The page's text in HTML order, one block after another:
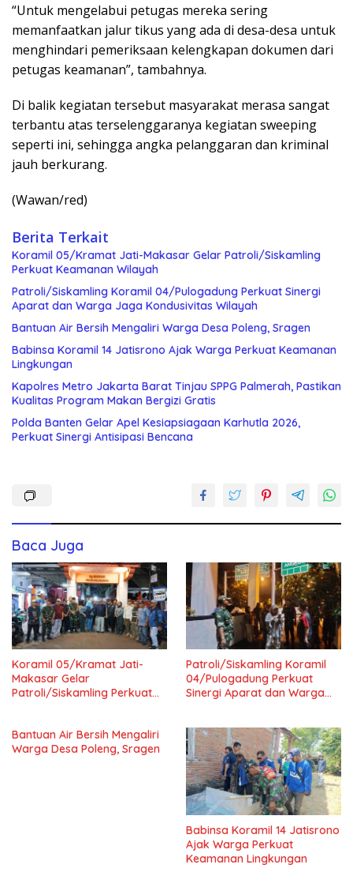
“Untuk mengelabui petugas mereka sering
memanfaatkan jalur tikus yang ada di desa-desa untuk
menghindari pemeriksaan kelengkapan dokumen dari
petugas keamanan”, tambahnya.
Di balik kegiatan tersebut masyarakat merasa sangat
terbantu atas terselenggaranya kegiatan sweeping
seperti ini, sehingga angka pelanggaran dan kriminal
jauh berkurang.
(Wawan/red)
Berita Terkait
Koramil 05/Kramat Jati-Makasar Gelar Patroli/Siskamling
Perkuat Keamanan Wilayah
Patroli/Siskamling Koramil 04/Pulogadung Perkuat Sinergi
Aparat dan Warga Jaga Kondusivitas Wilayah
Bantuan Air Bersih Mengaliri Warga Desa Poleng, Sragen
Babinsa Koramil 14 Jatisrono Ajak Warga Perkuat Keamanan
Lingkungan
Kapolres Metro Jakarta Barat Tinjau SPPG Palmerah, Pastikan
Kualitas Program Makan Bergizi Gratis
Polda Banten Gelar Apel Kesiapsiagaan Karhutla 2026,
Perkuat Sinergi Antisipasi Bencana
Baca Juga
Koramil 05/Kramat Jati-
Makasar Gelar
Patroli/Siskamling Perkuat
Patroli/Siskamling Koramil
04/Pulogadung Perkuat
Sinergi Aparat dan Warga
Bantuan Air Bersih Mengaliri
Warga Desa Poleng, Sragen
Babinsa Koramil 14 Jatisrono
Ajak Warga Perkuat
Keamanan Lingkungan